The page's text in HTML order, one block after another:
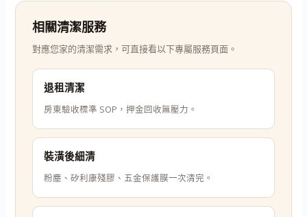
相關清潔服務
對應您家的清潔需求，可直接看以下專屬服務頁面。
退租清潔
房東驗收標準 SOP，押金回收無壓力。
裝潢後細清
粉塵、矽利康殘膠、五金保護膜一次清完。